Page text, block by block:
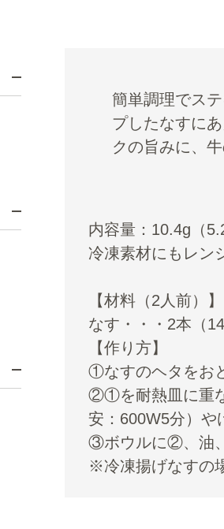
簡単調理でス
プしたなすに
クの旨みに、
内容量：10.4g（
冷凍素材にもレン
【材料（2人前）】
なす・・・2本（
【作り方】
①なすのヘタをお
②①を耐熱皿に重
安：600W5分）や
③ボウルに②、油
※冷凍揚げなすの